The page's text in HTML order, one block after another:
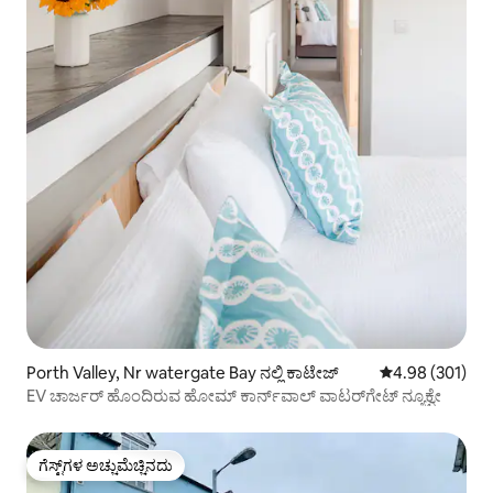
Porth Valley, Nr watergate Bay ನಲ್ಲಿ ಕಾಟೇಜ್ 5 ರಲ್ಲಿ 4.98
4.98 (301)
EV ಚಾರ್ಜರ್ ಹೊಂದಿರುವ ಹೋಮ್ ಕಾರ್ನ್‌ವಾಲ್ ವಾಟರ್‌ಗೇಟ್ ನ್ಯೂಕ್ವೇ
ಗೆಸ್ಟ್‌ಗಳ ಅಚ್ಚುಮೆಚ್ಚಿನದು
ಗೆಸ್ಟ್‌ಗಳ ಅಚ್ಚುಮೆಚ್ಚಿನದು